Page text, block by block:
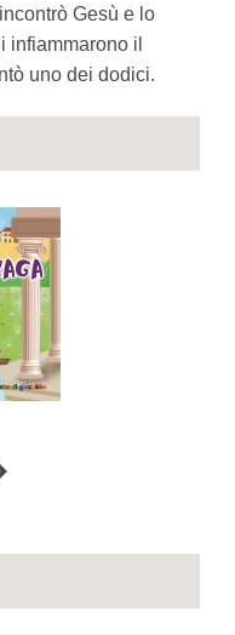
Gesù e lo
infiammarono il
uno dei dodici.